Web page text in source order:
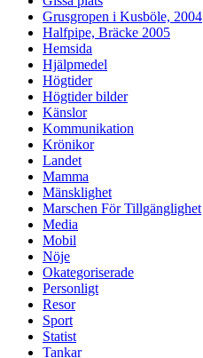
Grusgropen i Kusböle, 2004
Halfpipe, Bräcke 2005
Hemsida
Hjälpmedel
Högtider
Högtider bilder
Känslor
Kommunikation
Krönikor
Landet
Mamma
Mänsklighet
Marschen För Tillgänglighet
Media
Mobil
Nöje
Okategoriserade
Personligt
Resor
Sport
Statist
Tankar